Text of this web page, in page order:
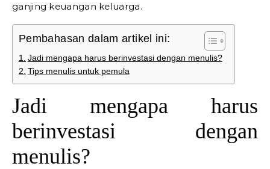
ganjing keuangan keluarga.
Pembahasan dalam artikel ini:
Jadi mengapa harus berinvestasi dengan menulis?
Tips menulis untuk pemula
Jadi mengapa harus
berinvestasi dengan
menulis?